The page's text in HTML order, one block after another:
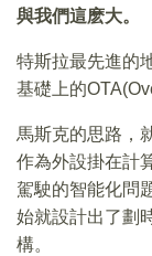
與我們這麽大。
特斯拉最先進的
基礎上的
馬斯克的思路，
作為外設掛在計
駕駛的智能化問
始就設計出了劃
構。